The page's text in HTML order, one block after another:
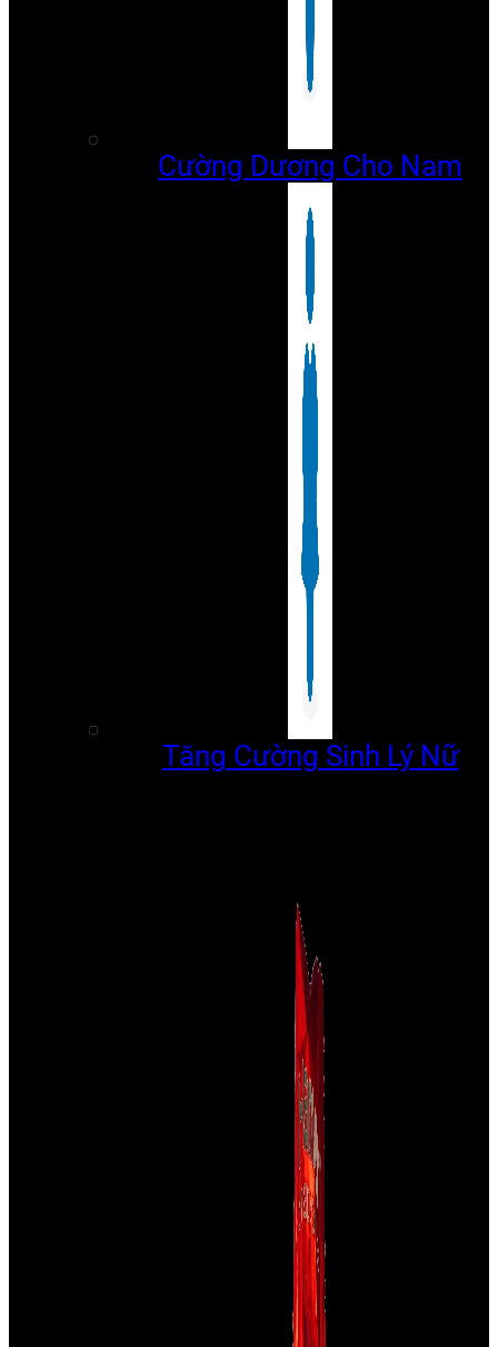
Cường Dương Cho Nam
Tăng Cường Sinh Lý Nữ